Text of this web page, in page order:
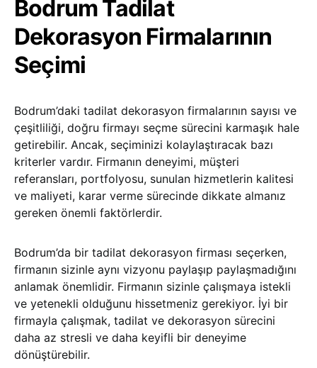
Bodrum Tadilat
Dekorasyon Firmalarının
Seçimi
Bodrum’daki tadilat dekorasyon firmalarının sayısı ve
çeşitliliği, doğru firmayı seçme sürecini karmaşık hale
getirebilir. Ancak, seçiminizi kolaylaştıracak bazı
kriterler vardır. Firmanın deneyimi, müşteri
referansları, portfolyosu, sunulan hizmetlerin kalitesi
ve maliyeti, karar verme sürecinde dikkate almanız
gereken önemli faktörlerdir.
Bodrum’da bir tadilat dekorasyon firması seçerken,
firmanın sizinle aynı vizyonu paylaşıp paylaşmadığını
anlamak önemlidir. Firmanın sizinle çalışmaya istekli
ve yetenekli olduğunu hissetmeniz gerekiyor. İyi bir
firmayla çalışmak, tadilat ve dekorasyon sürecini
daha az stresli ve daha keyifli bir deneyime
dönüştürebilir.